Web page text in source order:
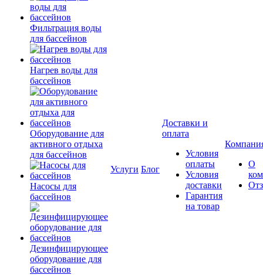
Фильтрация воды
для бассейнов
Нагрев воды для
бассейнов
Оборудование для
активного отдыха
для бассейнов
Насосы для
бассейнов
Дезинфицирующее
оборудование для
бассейнов
Услуги Блог
Доставки и
оплата
Условия
оплаты
Условия
доставки
Гарантия
на товар
О